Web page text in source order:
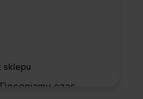
sklepu
czas